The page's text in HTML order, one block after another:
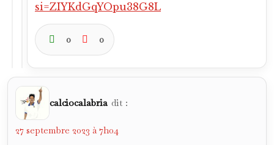
si=ZIYKdGqYOpu38G8L
0 0
calciocalabria dit :
27 septembre 2023 à 7h04